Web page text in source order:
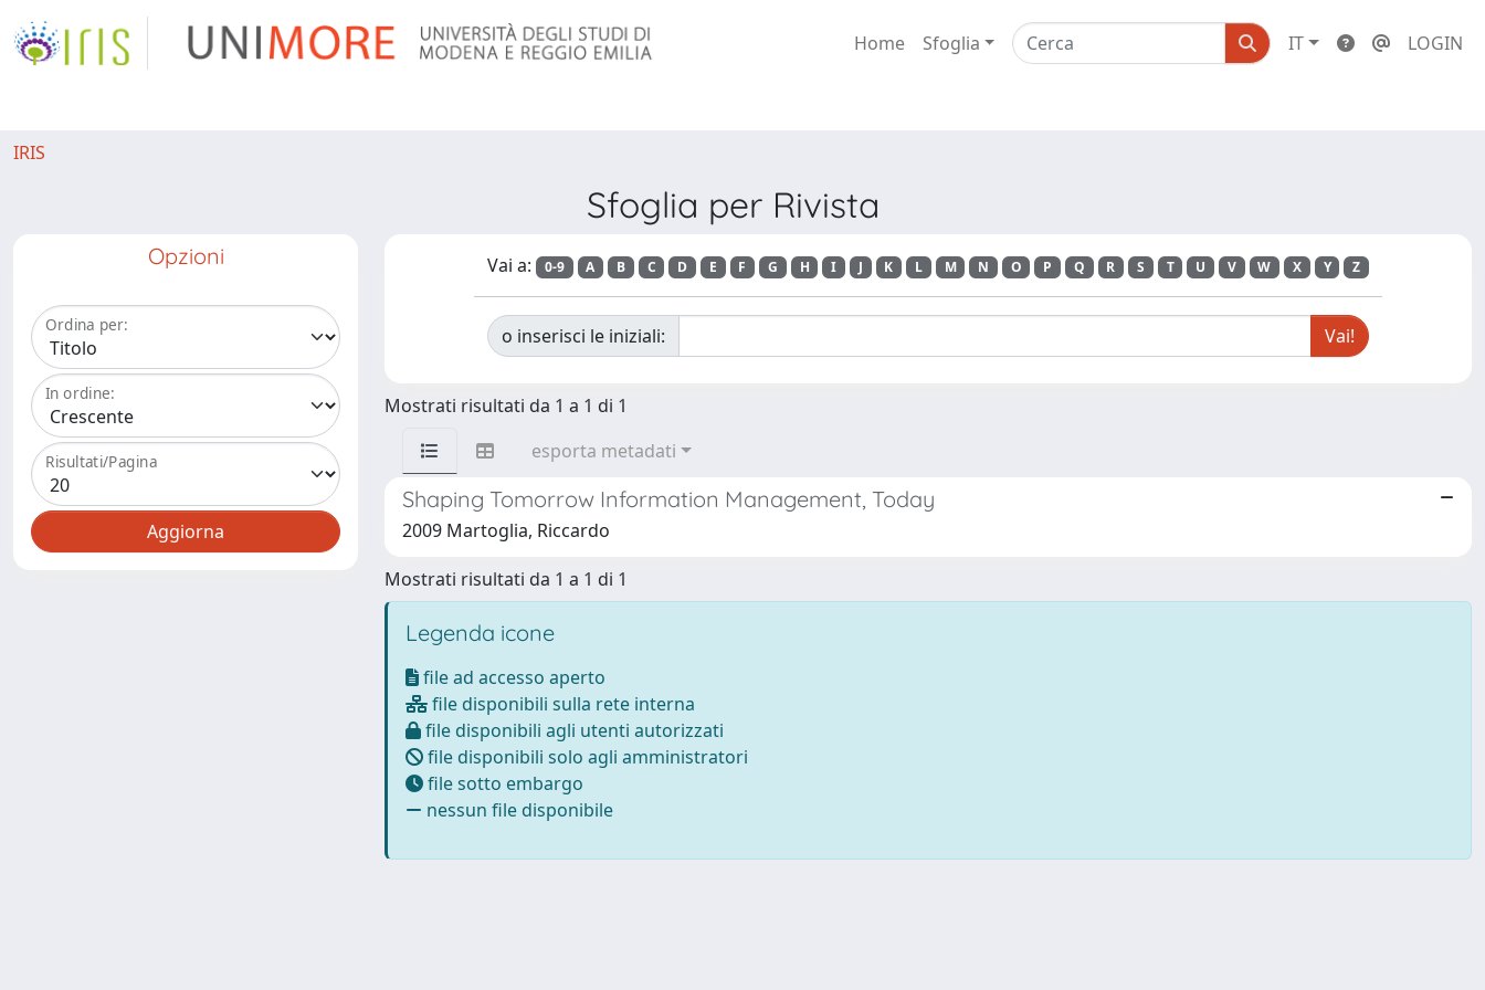
Home Sfoglia IT LOGIN
IRIS
Sfoglia per Rivista
Opzioni
Ordina per:
In ordine:
Risultati/Pagina
Vai a: 0-9 A B C D E F G H I J K L M N O P Q R S T U V W X Y Z
o inserisci le iniziali:
Mostrati risultati da 1 a 1 di 1
esporta metadati
Shaping Tomorrow Information Management, Today
2009 Martoglia, Riccardo
Mostrati risultati da 1 a 1 di 1
Legenda icone
file ad accesso aperto
file disponibili sulla rete interna
file disponibili agli utenti autorizzati
file disponibili solo agli amministratori
file sotto embargo
nessun file disponibile